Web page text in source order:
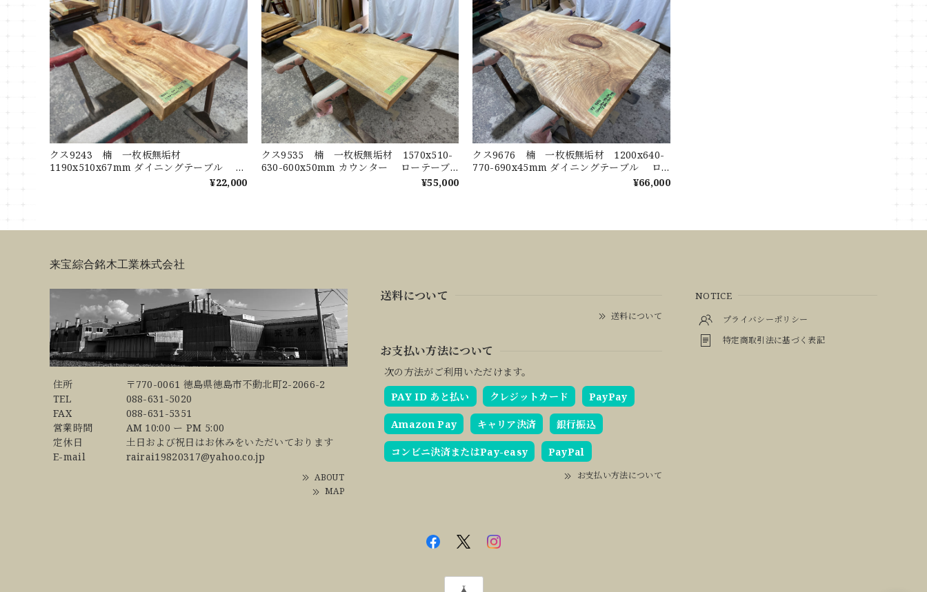
クス9243 楠 一枚板無垢材
1190x510x67mm ダイニングテーブル ロ
ーテーブル センターテーブル 天板 樟
¥22,000
クス9535 楠 一枚板無垢材 1570x510-
630-600x50mm カウンター ローテーブ
ル センターテーブル 天板 樟 くすのき
¥55,000
クス9676 楠 一枚板無垢材 1200x640-
770-690x45mm ダイニングテーブル ロ
ーテーブル センターテーブル 天板 樟
¥66,000
来宝綜合銘木工業株式会社
住所
〒770-0061 徳島県徳島市不動北町2-2066-2
TEL
088-631-5020
FAX
088-631-5351
営業時間
AM 10:00 ー PM 5:00
定休日
土日および祝日はお休みをいただいております
E-mail
rairai19820317@yahoo.co.jp
ABOUT
MAP
送料について
送料について
お支払い方法について
次の方法がご利用いただけます。
PAY ID あと払い
クレジットカード PayPay
Amazon Pay キャリア決済 銀行振込
コンビニ決済またはPay-easy PayPal
お支払い方法について
NOTICE
プライバシーポリシー
特定商取引法に基づく表記